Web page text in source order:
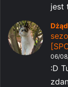
jest
06/
:D